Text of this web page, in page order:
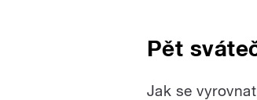
Pět
Jak se